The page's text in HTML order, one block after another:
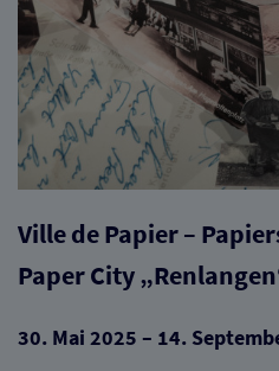
Ville de Papier –
Paper City
30. Mai 2025 – 14.